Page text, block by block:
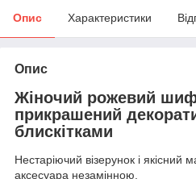
Опис Характеристики
Опис
Жіночий рожевий
прикрашений
блискітками
Нестаріючий візерунок і
аксесуара незамінною.